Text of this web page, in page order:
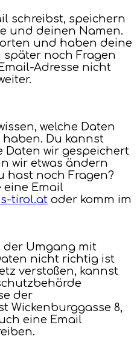
schreibst, speichern
und deinen Namen.
und haben deine
noch Fragen
Adresse nicht
welche Daten
Du kannst
Daten wir gespeichert
wir etwas ändern
hast noch Fragen?
eine Email
tirol.at oder komm im
der Umgang mit
nicht richtig ist
verstoßen, kannst
der
Wickenburggasse 8,
eine Email